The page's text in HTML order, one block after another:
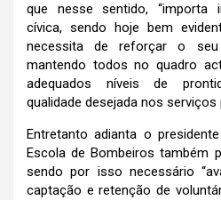
que nesse sentido, “importa
cívica, sendo hoje bem
necessita de reforçar o
mantendo todos no quadro
adequados níveis de
qualidade desejada nos serviços
Entretanto adianta o
Escola de Bombeiros também
sendo por isso necessário
captação e retenção de